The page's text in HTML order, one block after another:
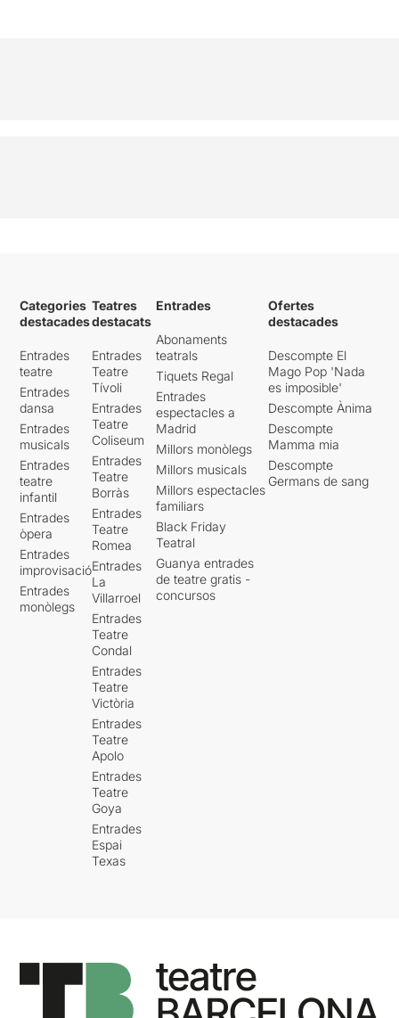
Categories
destacades
Entrades
teatre
Entrades
dansa
Entrades
musicals
Entrades
teatre
infantil
Entrades
òpera
Entrades
improvisació
Entrades
monòlegs
Teatres
destacats
Entrades
Teatre
Tívoli
Entrades
Teatre
Coliseum
Entrades
Teatre
Borràs
Entrades
Teatre
Romea
Entrades
La
Villarroel
Entrades
Teatre
Condal
Entrades
Teatre
Victòria
Entrades
Teatre
Apolo
Entrades
Teatre
Goya
Entrades
Espai
Texas
Entrades
Abonaments
teatrals
Tiquets Regal
Entrades
espectacles a
Madrid
Millors monòlegs
Millors musicals
Millors espectacles
familiars
Black Friday
Teatral
Guanya entrades
de teatre gratis -
concursos
Ofertes
destacades
Descompte El
Mago Pop 'Nada
es imposible'
Descompte Ànima
Descompte
Mamma mia
Descompte
Germans de sang